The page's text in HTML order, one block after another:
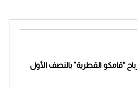
أرباح “قامكو القطرية” بالنصف الأول